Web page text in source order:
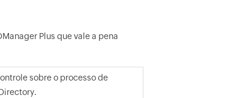
Plus que vale a pena
sobre o processo de